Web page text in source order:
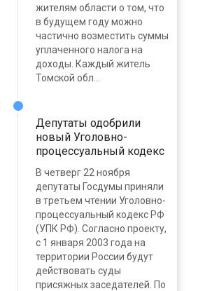
жителям области о том, что
в будущем году можно
частично возместить суммы
уплаченного налога на
доходы. Каждый житель
Томской обл...
Депутаты одобрили
новый Уголовно-
процессуальный кодекс
В четверг 22 ноября
депутаты Госдумы приняли
в третьем чтении Уголовно-
процессуальный кодекс РФ
(УПК РФ). Согласно проекту,
с 1 января 2003 года на
территории России будут
действовать суды
присяжных заседателей. По